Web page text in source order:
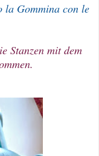
la Gommina con le
Stanzen mit dem